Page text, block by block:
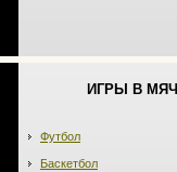
ИГРЫ В МЯЧ
Футбол
Баскетбол